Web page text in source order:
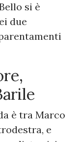
si è
due
è tra Marco
e